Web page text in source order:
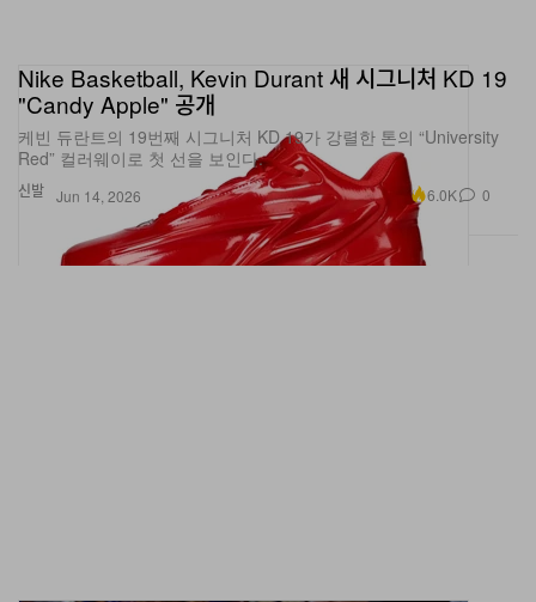
신발
Nike Basketball, Kevin Durant 새 시그니처 KD 19
"Candy Apple" 공개
케빈 듀란트의 19번째 시그니처 KD 19가 강렬한 톤의 “University
Red” 컬러웨이로 첫 선을 보인다.
Jun 14, 2026 6.0K 0